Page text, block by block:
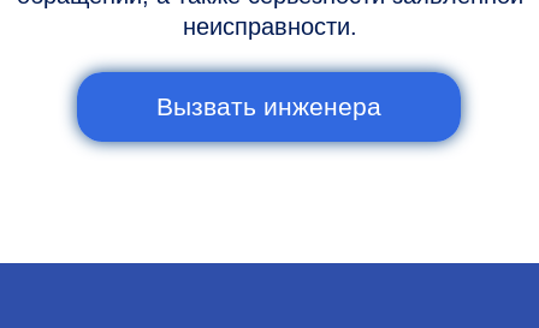
Горячая линия: +7 (977) 894-32-58
Сервис работает ежедневно с 9:00 до
20:00, без выходных
и праздничных дней
111033, город Москва, Вн. Тер.
Муниципальный округ Лефортово, ул.